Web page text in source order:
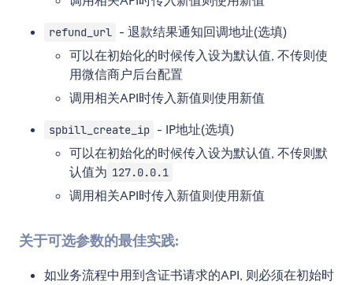
refund_url - 退款结果通知回调地址(选填)
可以在初始化的时候传入设为默认值, 不传则使
用微信商户后台配置
调用相关API时传入新值则使用新值
spbill_create_ip - IP地址(选填)
可以在初始化的时候传入设为默认值, 不传则默
认值为 127.0.0.1
调用相关API时传入新值则使用新值
关于可选参数的最佳实践:
如业务流程中用到含证书请求的API, 则必须在初始时